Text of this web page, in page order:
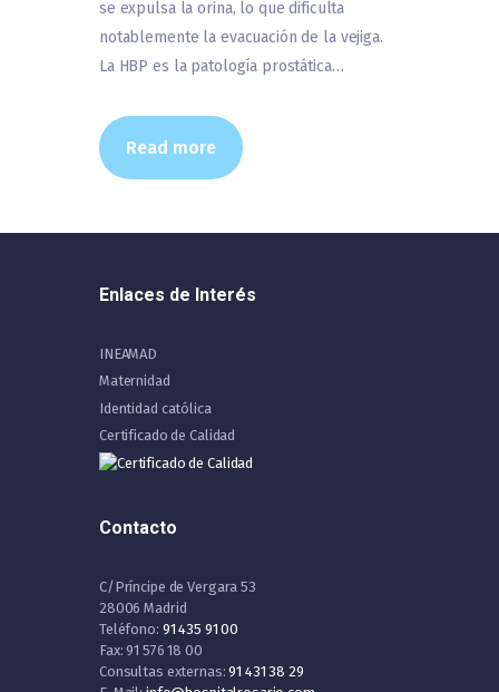
se expulsa la orina, lo que dificulta
notablemente la evacuación de la vejiga.
La HBP es la patología prostática…
Read more
Enlaces de Interés
INEAMAD
Maternidad
Identidad católica
Certificado de Calidad
Contacto
C/Príncipe de Vergara 53
28006 Madrid
Teléfono: 91 435 91 00
Fax: 91 576 18 00
Consultas externas:91 431 38 29